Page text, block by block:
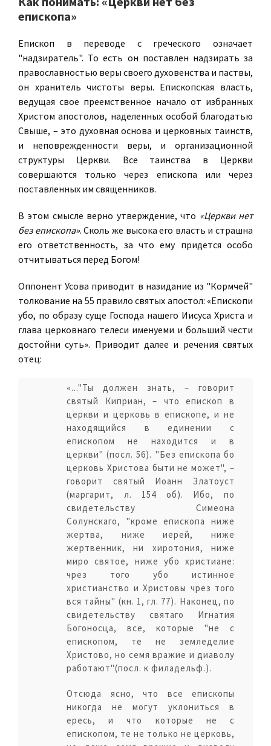
епископа»
Епископ в переводе с греческого означает
"надзиратель". То есть он поставлен надзирать за
православностью веры своего духовенства и паствы,
он хранитель чистоты веры. Епископская власть,
ведущая свое преемственное начало от избранных
Христом апостолов, наделенных особой благодатью
Свыше, – это духовная основа и церковных таинств,
и неповрежденности веры, и организационной
структуры Церкви. Все таинства в Церкви
совершаются только через епископа или через
поставленных им священников.
В этом смысле верно утверждение, что «Церкви нет
без епископа». Сколь же высока его власть и страшна
его ответственность, за что ему придется особо
отчитываться перед Богом!
Оппонент Усова приводит в назидание из "Кормчей"
толкование на 55 правило святых апостол: «Епископи
убо, по образу суще Господа нашего Иисуса Христа и
глава церковнаго телеси именуеми и больший чести
достойни суть». Приводит далее и речения святых
отец:
«..."Ты должен знать, – говорит
святый Киприан, – что епископ в
церкви и церковь в епископе, и не
находящийся в единении с
епископом не находится и в
церкви" (посл. 56). "Без епископа бо
церковь Христова быти не может", –
говорит святый Иоанн Златоуст
(маргарит, л. 154 об). Ибо, по
свидетельству Симеона
Солунскаго, "кроме епископа ниже
жертва, ниже иерей, ниже
жертвенник, ни хиротония, ниже
миро святое, ниже убо христиане:
чрез того убо истинное
христианство и Христовы чрез того
вся тайны" (кн. 1, гл. 77). Наконец, по
свидетельству святаго Игнатия
Богоносца, все, которые "не с
епископом, те не земледелие
Христово, но семя вражие и диаволу
работают"(посл. к филадельф.).
Отсюда ясно, что все епископы
никогда не могут уклониться в
ересь, и что которые не с
епископом, те не только не церковь,